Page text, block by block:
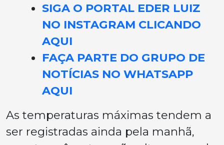
SIGA O PORTAL EDER LUIZ
NO INSTAGRAM CLICANDO
AQUI
FAÇA PARTE DO GRUPO DE
NOTÍCIAS NO WHATSAPP
AQUI
As temperaturas máximas tendem a
ser registradas ainda pela manhã,